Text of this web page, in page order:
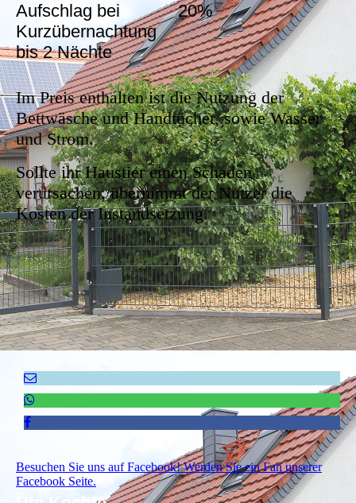
Aufschlag bei
Kurzübernachtung
bis 2 Nächte
20%
Im Preis enthalten ist die Nutzung der
Bettwäsche und Handtücher, sowie Wasser
und Strom.
Sollte ihr Haustier einen Schaden
verursachen, übernimmt der Nutzer die
Kosten der Instandsetzung.
Besuchen Sie uns auf Facebook! Werden Sie ein Fan unserer
Facebook Seite.